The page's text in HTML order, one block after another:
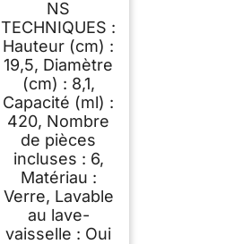
NS
TECHNIQUES :
Hauteur (cm) :
19,5, Diamètre
(cm) : 8,1,
Capacité (ml) :
420, Nombre
de pièces
incluses : 6,
Matériau :
Verre, Lavable
au lave-
vaisselle : Oui